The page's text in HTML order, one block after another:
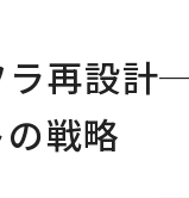
ラ再設
戦略